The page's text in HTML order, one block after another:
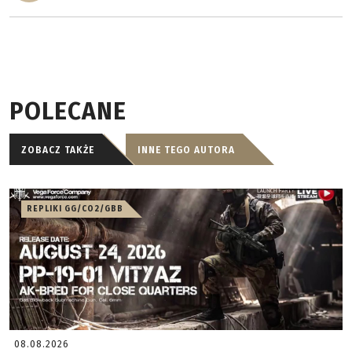
POLECANE
ZOBACZ TAKŻE INNE TEGO AUTORA
REPLIKI GG/CO2/GBB
08.08.2026